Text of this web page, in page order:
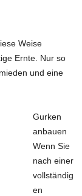
Weise
Ernte. Nur so
und eine
Gurken
anbauen
Wenn Sie
nach einer
vollständig
en